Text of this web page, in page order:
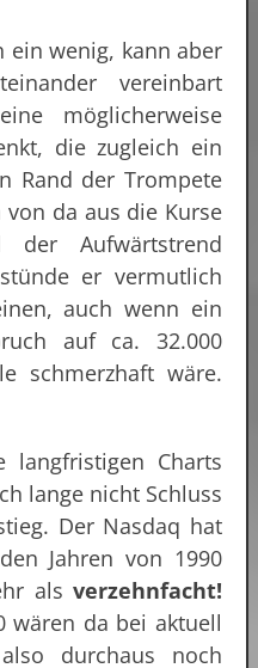
ein wenig, kann aber
vereinbart
möglicherweise
die zugleich ein
Rand der Trompete
da aus die Kurse
der Aufwärtstrend
er vermutlich
auch wenn ein
auf ca. 32.000
schmerzhaft wäre.
Charts
lange nicht Schluss
Der Nasdaq hat
Jahren von 1990
als verzehnfacht!
wären da bei aktuell
durchaus noch